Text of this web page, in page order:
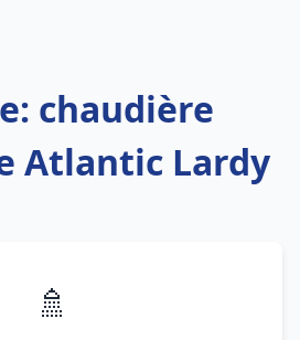
chaudière
Atlantic Lardy
🚿